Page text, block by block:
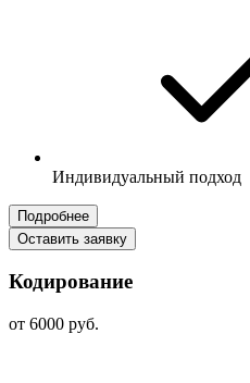
Индивидуальный подход
Подробнее
Оставить заявку
Кодирование
от 6000 руб.